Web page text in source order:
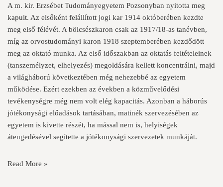
A m. kir. Erzsébet Tudományegyetem Pozsonyban nyitotta meg
kapuit. Az elsőként felállított jogi kar 1914 októberében kezdte
meg első félévét. A bölcsészkaron csak az 1917/18-as tanévben,
míg az orvostudományi karon 1918 szeptemberében kezdődött
meg az oktató munka. Az első időszakban az oktatás feltételeinek
(tanszemélyzet, elhelyezés) megoldására kellett koncentrálni, majd
a világháború következtében még nehezebbé az egyetem
működése. Ezért ezekben az években a közművelődési
tevékenységre még nem volt elég kapacitás. Azonban a háborús
jótékonysági előadások tartásában, matinék szervezésében az
egyetem is kivette részét, ha mással nem is, helyiségek
átengedésével segítette a jótékonysági szervezetek munkáját.
Read More »